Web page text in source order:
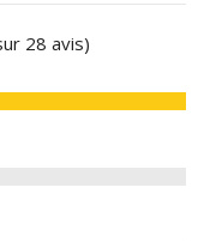
28 avis)